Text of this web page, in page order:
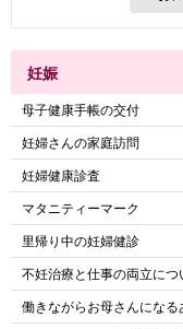
妊娠
母子健康手帳の交付
妊婦さんの家庭訪問
妊婦健康診査
マタニティーマーク
里帰り中の妊婦健診
不妊治療と仕事の両立につ
働きながらお母さんになる